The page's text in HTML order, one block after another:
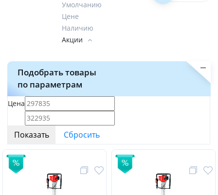
Умолчанию
Цене
Наличию
Акции
Подобрать товары
по параметрам
Цена